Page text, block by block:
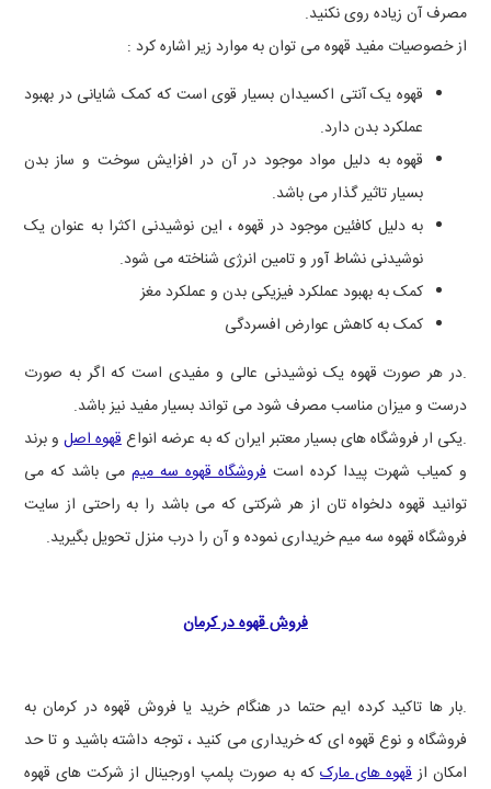
مصرف آن زیاده روی نکنید.
از خصوصیات مفید قهوه می توان به موارد زیر اشاره کرد :
قهوه یک آنتی اکسیدان بسیار قوی است که کمک شایانی در بهبود
عملکرد بدن دارد.
قهوه به دلیل مواد موجود در آن در افزایش سوخت و ساز بدن
بسیار تاثیر گذار می باشد.
به دلیل کافئین موجود در قهوه ، این نوشیدنی اکثرا به عنوان یک
نوشیدنی نشاط آور و تامین انرژی شناخته می شود.
کمک به بهبود عملکرد فیزیکی بدن و عملکرد مغز
کمک به کاهش عوارض افسردگی
.در هر صورت قهوه یک نوشیدنی عالی و مفیدی است که اگر به صورت
درست و میزان مناسب مصرف شود می تواند بسیار مفید نیز باشد.
.یکی ار فروشگاه های بسیار معتبر ایران که به عرضه انواعقهوه اصل و برند
و کمیاب شهرت پیدا کرده است فروشگاه قهوه سه میم می باشد که می
توانید قهوه دلخواه تان از هر شرکتی که می باشد را به راحتی از سایت
فروشگاه قهوه سه میم خریداری نموده و آن را درب منزل تحویل بگیرید.
فروش قهوه در کرمان
.بار ها تاکید کرده ایم حتما در هنگام خرید یا فروش قهوه در کرمان به
فروشگاه و نوع قهوه ای که خریداری می کنید ، توجه داشته باشید و تا حد
امکان ازقهوه های مارککه به صورت پلمپ اورجینال از شرکت های قهوه